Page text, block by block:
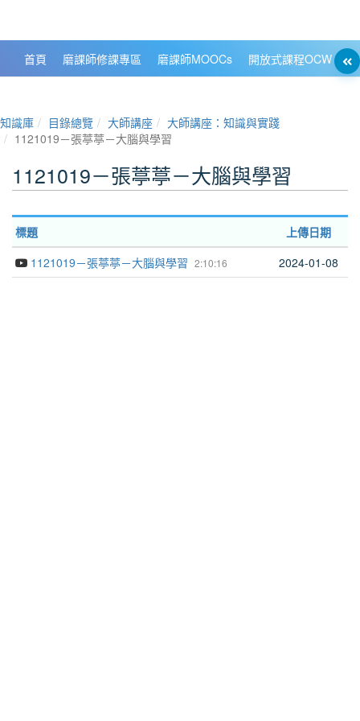
首頁 磨課師修課專區 磨課師MOOCs 開放式課程OCW
知識庫 目錄總覽 大師講座
大師講座：知識與實踐
1121019－張葶葶－大腦與學習
1121019－張葶葶－大腦與學習
標題 上傳日期
2:10:16
1121019－張葶葶－大腦與學習 2024-01-08